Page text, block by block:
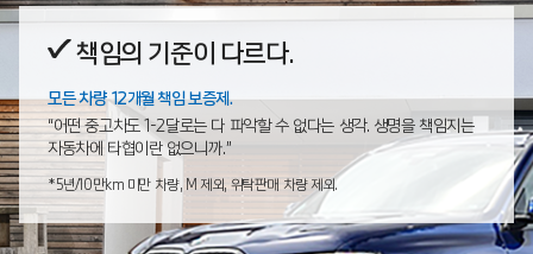
책임의 기준이 다르다.
모든 차량 12개월 책임 보증제.
“어떤 중고차도 1-2달로는 다 파악할 수 없다는 생각. 생명을 책임지는
자동차에 타협이란 없으니까.”
*5년/10만km 미만 차량, M 제외, 위탁판매 차량 제외.